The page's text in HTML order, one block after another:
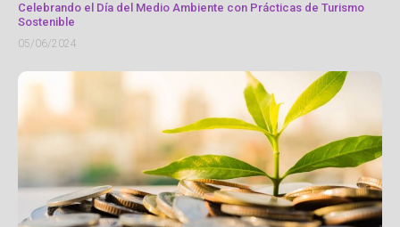
Celebrando el Día del Medio Ambiente con Prácticas de Turismo
Sostenible
05/06/2024